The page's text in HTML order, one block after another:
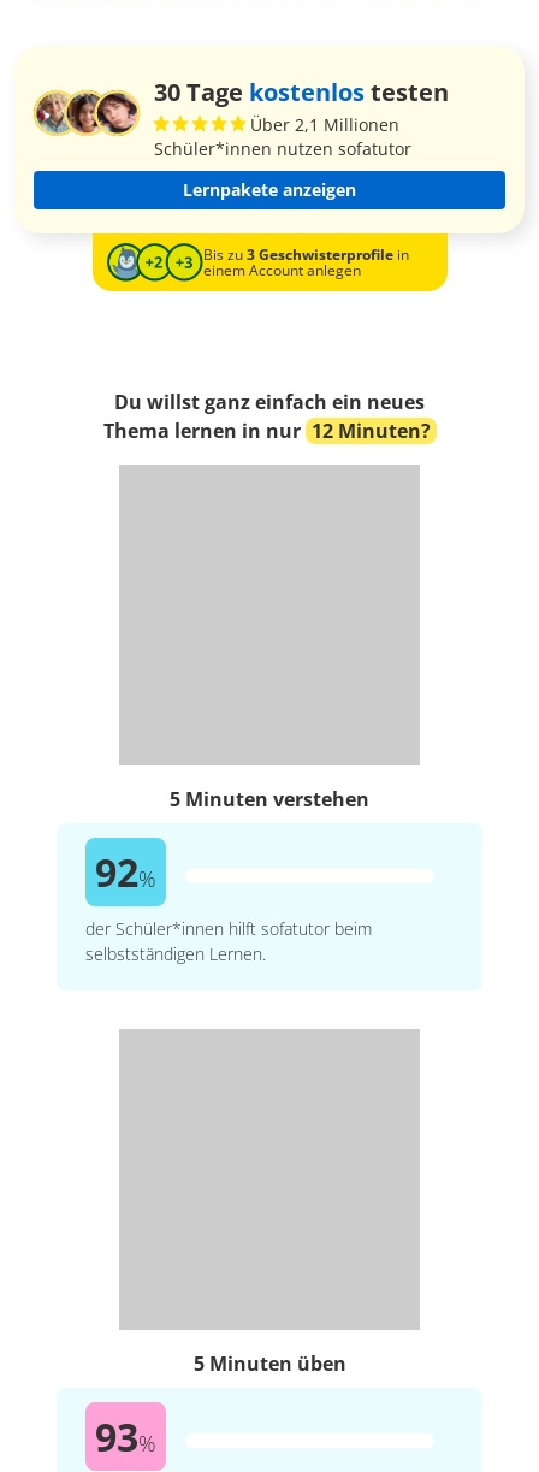
30 Tage kostenlostesten
Über 2,1 Millionen
Schüler*innen nutzen sofatutor
Lernpakete anzeigen
Bis zu3 Geschwisterprofilein
einem Account anlegen
Du willst ganz einfach ein neues
Thema lernen in nur 12 Minuten?
5 Minuten verstehen
92%
der Schüler*innen hilft sofatutor beim
selbstständigen Lernen.
5 Minuten üben
93%